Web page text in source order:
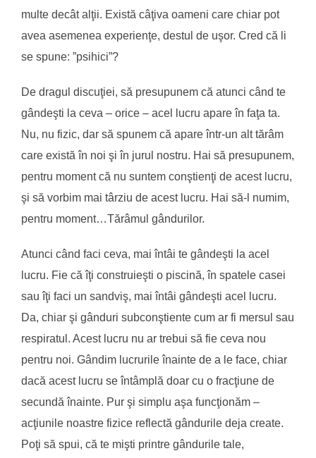
multe decât alţii. Există câţiva oameni care chiar pot
avea asemenea experienţe, destul de uşor. Cred că li
se spune: ”psihici”?
De dragul discuţiei, să presupunem că atunci când te
gândeşti la ceva – orice – acel lucru apare în faţa ta.
Nu, nu fizic, dar să spunem că apare într-un alt tărâm
care există în noi şi în jurul nostru. Hai să presupunem,
pentru moment că nu suntem conştienţi de acest lucru,
şi să vorbim mai târziu de acest lucru. Hai să-l numim,
pentru moment…Tărâmul gândurilor.
Atunci când faci ceva, mai întâi te gândeşti la acel
lucru. Fie că îţi construieşti o piscină, în spatele casei
sau îţi faci un sandviş, mai întâi gândeşti acel lucru.
Da, chiar şi gânduri subconştiente cum ar fi mersul sau
respiratul. Acest lucru nu ar trebui să fie ceva nou
pentru noi. Gândim lucrurile înainte de a le face, chiar
dacă acest lucru se întâmplă doar cu o fracţiune de
secundă înainte. Pur şi simplu aşa funcţionăm –
acţiunile noastre fizice reflectă gândurile deja create.
Poţi să spui, că te mişti printre gândurile tale,